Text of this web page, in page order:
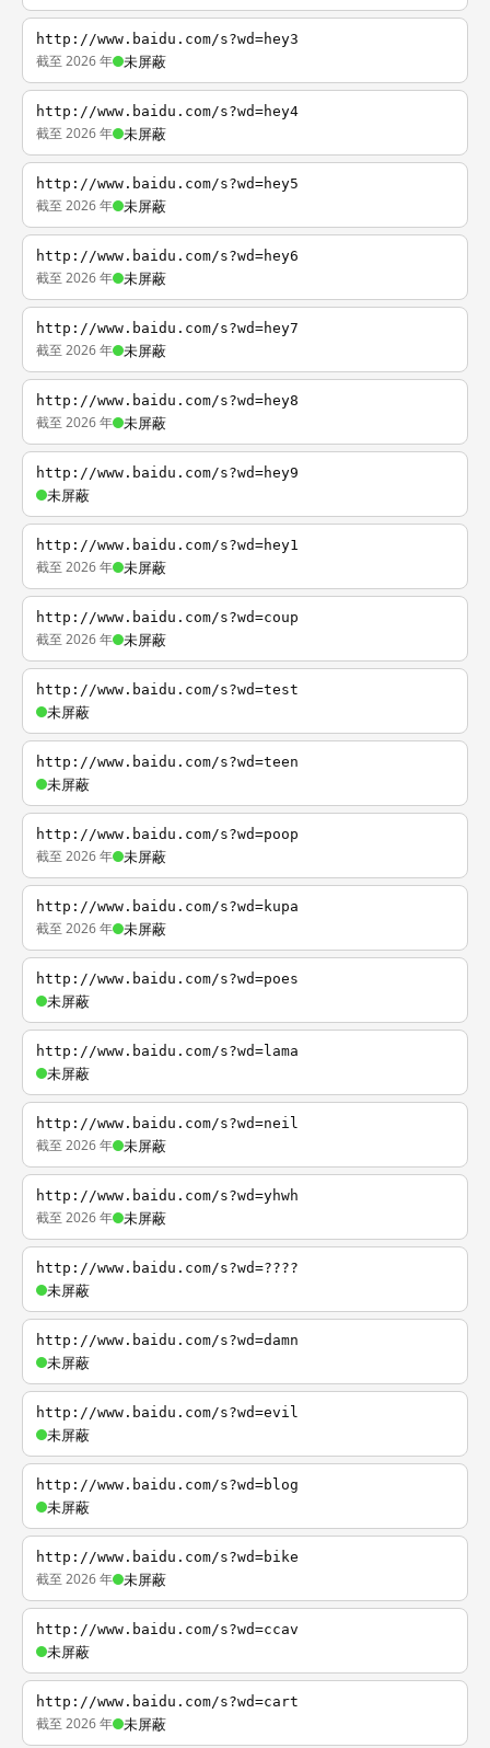
http://www.baidu.com/s?wd=hey3
截至 2026 年 未屏蔽
http://www.baidu.com/s?wd=hey4
截至 2026 年 未屏蔽
http://www.baidu.com/s?wd=hey5
截至 2026 年 未屏蔽
http://www.baidu.com/s?wd=hey6
截至 2026 年 未屏蔽
http://www.baidu.com/s?wd=hey7
截至 2026 年 未屏蔽
http://www.baidu.com/s?wd=hey8
截至 2026 年 未屏蔽
http://www.baidu.com/s?wd=hey9
未屏蔽
http://www.baidu.com/s?wd=hey1
截至 2026 年 未屏蔽
http://www.baidu.com/s?wd=coup
截至 2026 年 未屏蔽
http://www.baidu.com/s?wd=test
未屏蔽
http://www.baidu.com/s?wd=teen
未屏蔽
http://www.baidu.com/s?wd=poop
截至 2026 年 未屏蔽
http://www.baidu.com/s?wd=kupa
截至 2026 年 未屏蔽
http://www.baidu.com/s?wd=poes
未屏蔽
http://www.baidu.com/s?wd=lama
未屏蔽
http://www.baidu.com/s?wd=neil
截至 2026 年 未屏蔽
http://www.baidu.com/s?wd=yhwh
截至 2026 年 未屏蔽
http://www.baidu.com/s?wd=????
未屏蔽
http://www.baidu.com/s?wd=damn
未屏蔽
http://www.baidu.com/s?wd=evil
未屏蔽
http://www.baidu.com/s?wd=blog
未屏蔽
http://www.baidu.com/s?wd=bike
截至 2026 年 未屏蔽
http://www.baidu.com/s?wd=ccav
未屏蔽
http://www.baidu.com/s?wd=cart
截至 2026 年 未屏蔽